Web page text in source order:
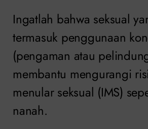
Ingatlah bahwa seksual
termasuk penggunaan
(pengaman atau
membantu mengurangi
menular seksual (IMS)
nanah.